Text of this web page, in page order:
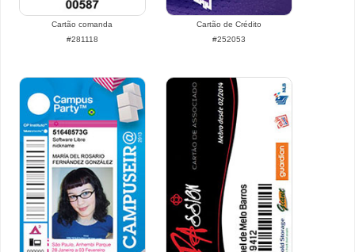
Cartão comanda
#281118
Cartão de Crédito
#252053